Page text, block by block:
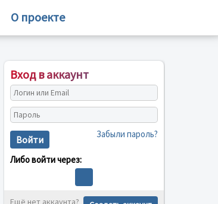
О проекте
Вход в аккаунт
Войти Забыли пароль?
Либо войти через:
Ещё нет аккаунта?